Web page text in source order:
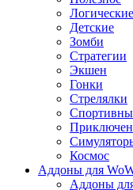
Логические
Детские
Зомби
Стратегии
Экшен
Гонки
Стрелялки
Космос
Аддоны для
Аддоны